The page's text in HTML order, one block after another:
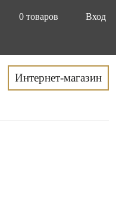
0 товаров
Вход
Интернет-магазин